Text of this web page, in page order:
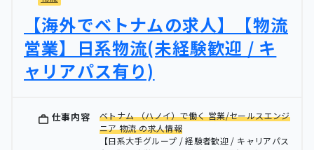
【海外でベトナムの求人】【物流
営業】日系物流(未経験歓迎 / キ
ャリアパス有り)
仕事内容
ベトナム （ハノイ）で働く 営業/セールスエンジ
ニア 物流 の求人情報
【日系大手グループ / 経験者歓迎 / キャリアパス